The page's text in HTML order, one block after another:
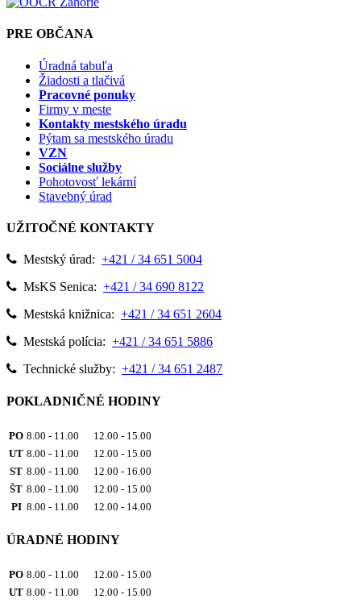
PRE OBČANA
Úradná tabuľa
Žiadosti a tlačivá
Pracovné ponuky
Firmy v meste
Kontakty mestského úradu
Pýtam sa mestského úradu
VZN
Sociálne služby
Pohotovosť lekární
Stavebný úrad
UŽITOČNÉ KONTAKTY
Mestský úrad: +421 / 34 651 5004
MsKS Senica: +421 / 34 690 8122
Mestská knižnica: +421 / 34 651 2604
Mestská polícia: +421 / 34 651 5886
Technické služby: +421 / 34 651 2487
POKLADNIČNÉ HODINY
PO 8.00 - 11.00 12.00 - 15.00
UT 8.00 - 11.00 12.00 - 15.00
ST 8.00 - 11.00 12.00 - 16.00
ŠT 8.00 - 11.00 12.00 - 15.00
PI 8.00 - 11.00 12.00 - 14.00
ÚRADNÉ HODINY
PO 8.00 - 11.00 12.00 - 15.00
UT 8.00 - 11.00 12.00 - 15.00